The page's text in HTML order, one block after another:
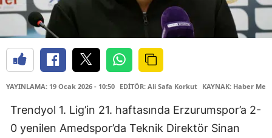
YAYINLAMA: 19 Ocak 2026 - 10:50 EDİTÖR: Ali Safa Korkut KAYNAK: Haber
Trendyol 1. Lig’in 21. haftasında Erzurumspor’a 2-
0 yenilen Amedspor’da Teknik Direktör Sinan